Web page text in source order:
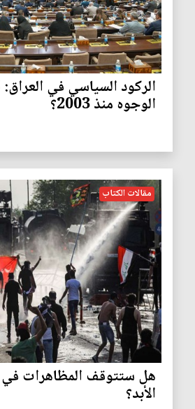
الركود السياسي في العراق:
الوجوه منذ 2003؟
مقالات الكتاب
هل ستتوقف المظاهرات في
الأبد؟